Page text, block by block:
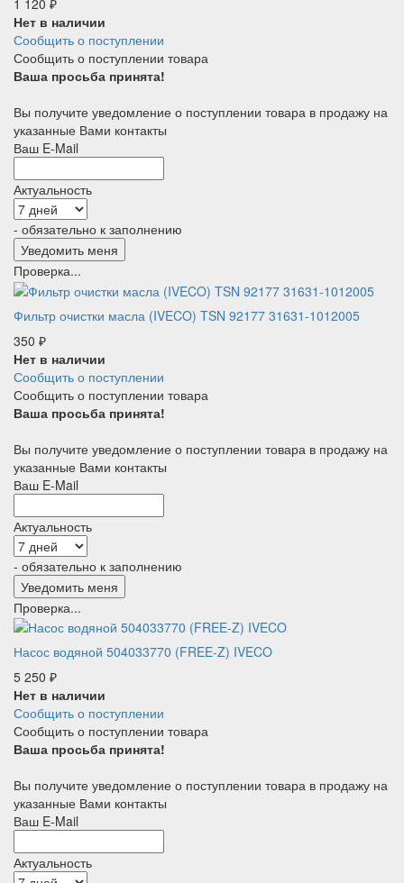
1 120 ₽
Нет в наличии
Сообщить о поступлении
Сообщить о поступлении товара
Ваша просьба принята!
Вы получите уведомление о поступлении товара в продажу на
указанные Вами контакты
Ваш E-Mail
Актуальность
- обязательно к заполнению
Проверка...
Фильтр очистки масла (IVECO) TSN 92177 31631-1012005
350 ₽
Нет в наличии
Сообщить о поступлении
Сообщить о поступлении товара
Ваша просьба принята!
Вы получите уведомление о поступлении товара в продажу на
указанные Вами контакты
Ваш E-Mail
Актуальность
- обязательно к заполнению
Проверка...
Насос водяной 504033770 (FREE-Z) IVECO
5 250 ₽
Нет в наличии
Сообщить о поступлении
Сообщить о поступлении товара
Ваша просьба принята!
Вы получите уведомление о поступлении товара в продажу на
указанные Вами контакты
Ваш E-Mail
Актуальность